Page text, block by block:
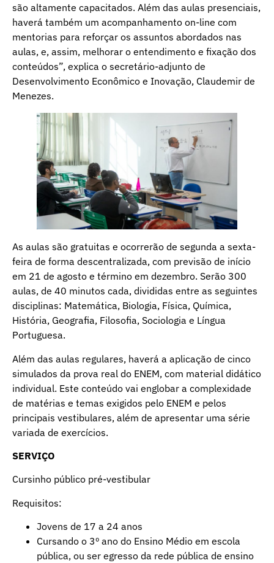
são altamente capacitados. Além das aulas presenciais,
haverá também um acompanhamento on-line com
mentorias para reforçar os assuntos abordados nas
aulas, e, assim, melhorar o entendimento e fixação dos
conteúdos”, explica o secretário-adjunto de
Desenvolvimento Econômico e Inovação, Claudemir de
Menezes.
As aulas são gratuitas e ocorrerão de segunda a sexta-
feira de forma descentralizada, com previsão de início
em 21 de agosto e término em dezembro. Serão 300
aulas, de 40 minutos cada, divididas entre as seguintes
disciplinas: Matemática, Biologia, Física, Química,
História, Geografia, Filosofia, Sociologia e Língua
Portuguesa.
Além das aulas regulares, haverá a aplicação de cinco
simulados da prova real do ENEM, com material didático
individual. Este conteúdo vai englobar a complexidade
de matérias e temas exigidos pelo ENEM e pelos
principais vestibulares, além de apresentar uma série
variada de exercícios.
SERVIÇO
Cursinho público pré-vestibular
Requisitos:
Jovens de 17 a 24 anos
Cursando o 3º ano do Ensino Médio em escola
pública, ou ser egresso da rede pública de ensino